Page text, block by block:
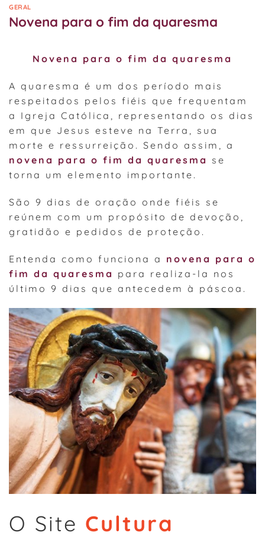
GERAL
Novena para o fim da quaresma
Novena para o fim da quaresma
A quaresma é um dos período mais
respeitados pelos fiéis que frequentam
a Igreja Católica, representando os dias
em que Jesus esteve na Terra, sua
morte e ressurreição. Sendo assim, a
novena para o fim da quaresma se
torna um elemento importante.
São 9 dias de oração onde fiéis se
reúnem com um propósito de devoção,
gratidão e pedidos de proteção.
Entenda como funciona a novena para o
fim da quaresma para realiza-la nos
último 9 dias que antecedem à páscoa.
O Site Cultura